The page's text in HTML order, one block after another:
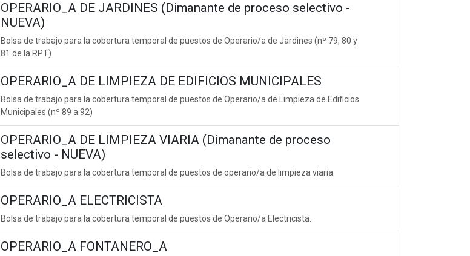
OPERARIO_A DE JARDINES (Dimanante de proceso selectivo -
NUEVA)
Bolsa de trabajo para la cobertura temporal de puestos de Operario/a de Jardines (nº 79, 80 y
81 de la RPT)
OPERARIO_A DE LIMPIEZA DE EDIFICIOS MUNICIPALES
Bolsa de trabajo para la cobertura temporal de puestos de Operario/a de Limpieza de Edificios
Municipales (nº 89 a 92)
OPERARIO_A DE LIMPIEZA VIARIA (Dimanante de proceso
selectivo - NUEVA)
Bolsa de trabajo para la cobertura temporal de puestos de operario/a de limpieza viaria.
OPERARIO_A ELECTRICISTA
Bolsa de trabajo para la cobertura temporal de puestos de Operario/a Electricista.
OPERARIO_A FONTANERO_A